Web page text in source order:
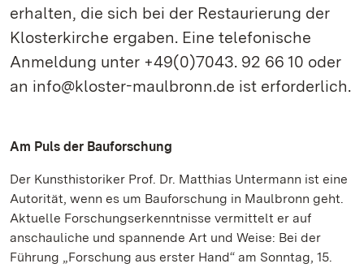
erhalten, die sich bei der Restaurierung der
Klosterkirche ergaben. Eine telefonische
Anmeldung unter +49(0)7043. 92 66 10 oder
an info@kloster-maulbronn.de ist erforderlich.
Am Puls der Bauforschung
Der Kunsthistoriker Prof. Dr. Matthias Untermann ist eine
Autorität, wenn es um Bauforschung in Maulbronn geht.
Aktuelle Forschungserkenntnisse vermittelt er auf
anschauliche und spannende Art und Weise: Bei der
Führung „Forschung aus erster Hand“ am Sonntag, 15.